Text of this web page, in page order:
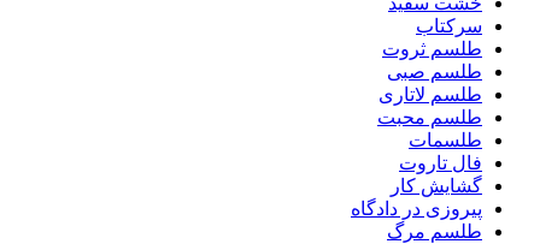
سرکتاب
طلسم ثروت
طلسم صبی
طلسم لاتاری
طلسم محبت
طلسمات
فال تاروت
گشایش کار
پیروزی در دادگاه
طلسم مرگ